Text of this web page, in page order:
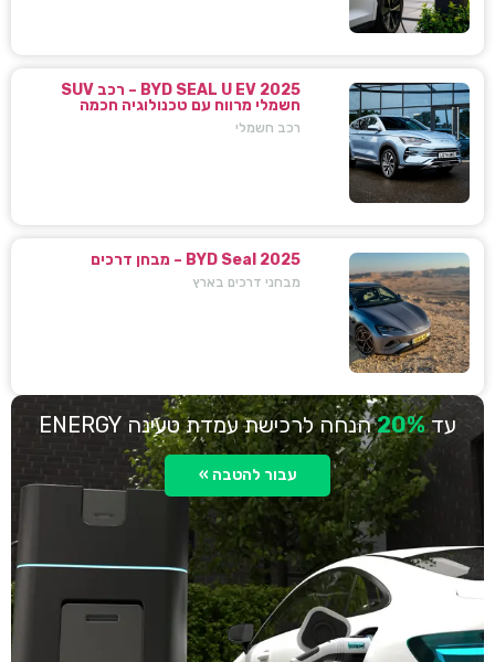
BYD SEAL U EV 2025 – רכב SUV
חשמלי מרווח עם טכנולוגיה חכמה
רכב חשמלי
BYD Seal 2025 – מבחן דרכים
מבחני דרכים בארץ
עד20%הנחה לרכישת עמדת טעינה ENERGY
עבור להטבה »